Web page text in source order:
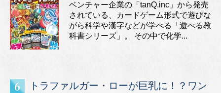
ベンチャー企業の「tanQ.inc」から発売
されている、カードゲーム形式で遊びな
がら科学や漢字などが学べる「遊べる教
科書シリーズ」。 その中で化学...
トラファルガー・ローが巨乳に！？ワン